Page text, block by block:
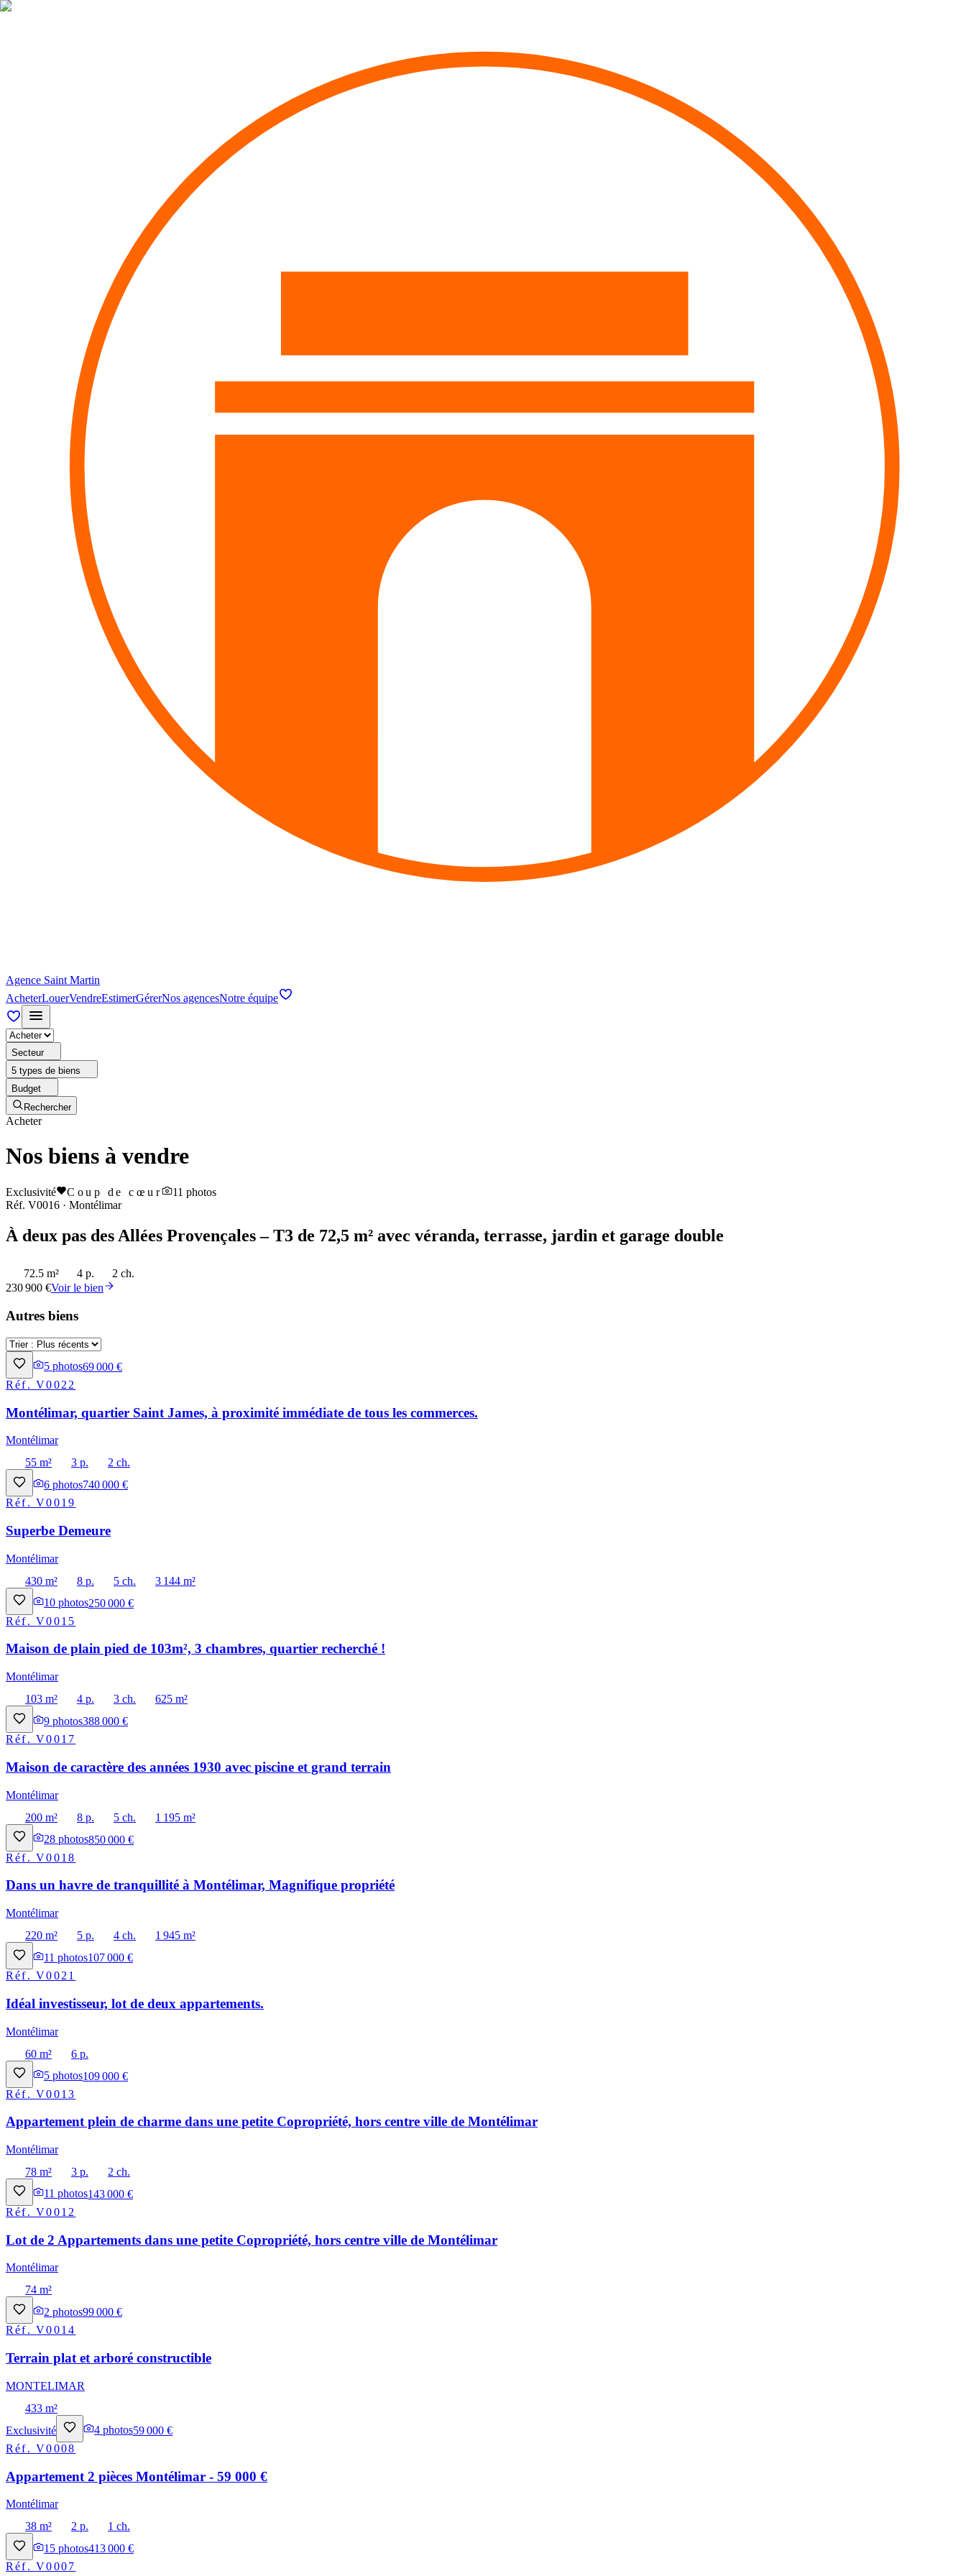
Agence Saint Martin
AcheterLouerVendreEstimerGérerNos agencesNotre équipe
Secteur
5 types de biens
Budget
Rechercher
Acheter
Nos biens à vendre
Exclusivité Coup de cœur 11 photos
Réf. V0016 · Montélimar
À deux pas des Allées Provençales – T3 de 72,5 m² avec véranda, terrasse, jardin et garage double
72.5 m² 4 p.
2 ch.
230 900 €Voir le bien
Autres biens
5 photos69 000 €
Réf.V0022
Montélimar, quartier Saint James, à proximité immédiate de tous les commerces.
Montélimar
55 m²
3 p.
2 ch.
6 photos740 000 €
Réf.V0019
Superbe Demeure
Montélimar
430 m²
8 p. 5 ch.
3 144 m²
10 photos250 000 €
Réf.V0015
Maison de plain pied de 103m², 3 chambres, quartier recherché !
Montélimar
103 m²
4 p. 3 ch.
625 m²
9 photos388 000 €
Réf.V0017
Maison de caractère des années 1930 avec piscine et grand terrain
Montélimar
200 m²
8 p. 5 ch.
1 195 m²
28 photos850 000 €
Réf.V0018
Dans un havre de tranquillité à Montélimar, Magnifique propriété
Montélimar
220 m²
5 p. 4 ch.
1 945 m²
11 photos107 000 €
Réf.V0021
Idéal investisseur, lot de deux appartements.
Montélimar
60 m²
6 p.
5 photos109 000 €
Réf.V0013
Appartement plein de charme dans une petite Copropriété, hors centre ville de Montélimar
Montélimar
78 m²
3 p.
2 ch.
11 photos143 000 €
Réf.V0012
Lot de 2 Appartements dans une petite Copropriété, hors centre ville de Montélimar
Montélimar
74 m²
2 photos99 000 €
Réf.V0014
Terrain plat et arboré constructible
MONTELIMAR
433 m²
Exclusivité
4 photos59 000 €
Réf.V0008
Appartement 2 pièces Montélimar - 59 000 €
Montélimar
38 m²
2 p.
1 ch.
15 photos413 000 €
Réf.V0007